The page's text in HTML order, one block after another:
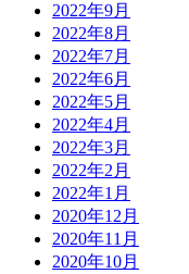
2022年9月
2022年8月
2022年7月
2022年6月
2022年5月
2022年4月
2022年3月
2022年2月
2022年1月
2020年12月
2020年11月
2020年10月